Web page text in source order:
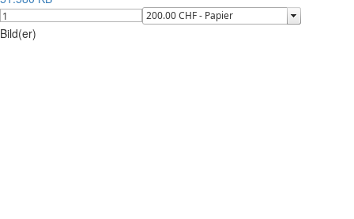
Bild(er)